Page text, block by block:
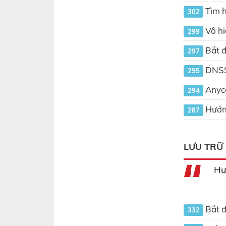
302 Tìm
299 Vô
297 Bắt
295
294
287
LƯU
332 Bắt